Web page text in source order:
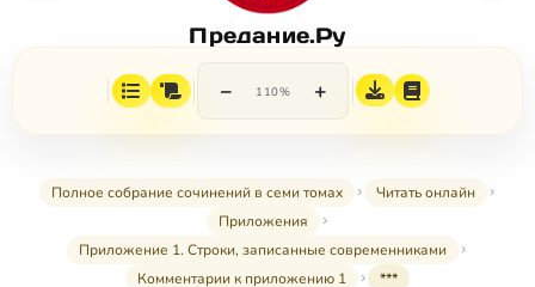
Предание.Ру
− 110% +
Полное собрание сочинений в семи томах
Читать онлайн
Приложения
Приложение 1. Строки, записанные современниками
Комментарии к приложению 1
***